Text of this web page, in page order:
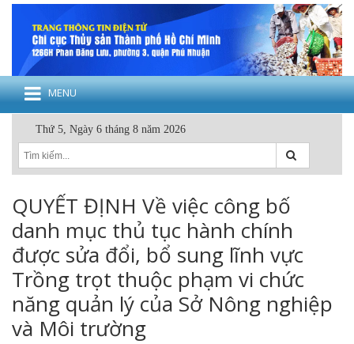
MENU
Thứ 5, Ngày 6 tháng 8 năm 2026
QUYẾT ĐỊNH Về việc công bố
danh mục thủ tục hành chính
được sửa đổi, bổ sung lĩnh vực
Trồng trọt thuộc phạm vi chức
năng quản lý của Sở Nông nghiệp
và Môi trường